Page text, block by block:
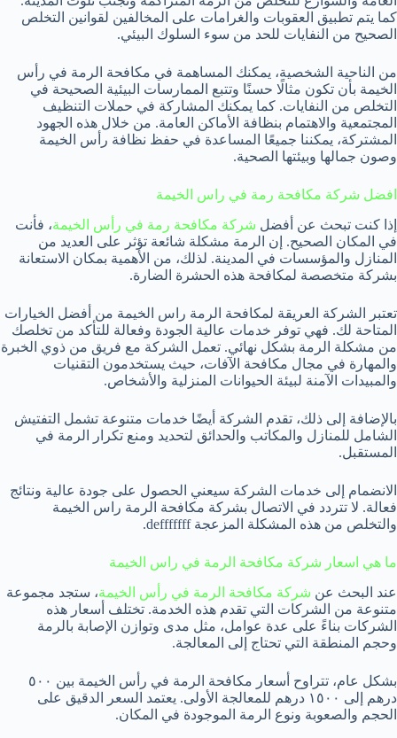
كما يتم تطبيق العقوبات والغرامات على المخالفين لقوانين التخلص
الصحيح من النفايات للحد من سوء السلوك البيئي.
من الناحية الشخصية، يمكنك المساهمة في مكافحة الرمة في رأس
الخيمة بأن تكون مثالًا حسنًا وتتبع الممارسات البيئية الصحيحة في
التخلص من النفايات. كما يمكنك المشاركة في حملات التنظيف
المجتمعية والاهتمام بنظافة الأماكن العامة. من خلال هذه الجهود
المشتركة، يمكننا جميعًا المساعدة في حفظ نظافة رأس الخيمة
وصون جمالها وبيئتها الصحية.
افضل شركة مكافحة رمة في راس الخيمة
إذا كنت تبحث عن أفضل شركة مكافحة رمة في رأس الخيمة، فأنت
في المكان الصحيح. إن الرمة مشكلة شائعة تؤثر على العديد من
المنازل والمؤسسات في المدينة. لذلك، من الأهمية بمكان الاستعانة
بشركة متخصصة لمكافحة هذه الحشرة الضارة.
تعتبر الشركة العريقة لمكافحة الرمة راس الخيمة من أفضل الخيارات
المتاحة لك. فهي توفر خدمات عالية الجودة وفعالة للتأكد من تخلصك
من مشكلة الرمة بشكل نهائي. تعمل الشركة مع فريق من ذوي الخبرة
والمهارة في مجال مكافحة الآفات، حيث يستخدمون التقنيات
والمبيدات الآمنة لبيئة الحيوانات المنزلية والأشخاص.
بالإضافة إلى ذلك، تقدم الشركة أيضًا خدمات متنوعة تشمل التفتيش
الشامل للمنازل والمكاتب والحدائق لتحديد ومنع تكرار الرمة في
المستقبل.
الانضمام إلى خدمات الشركة سيعني الحصول على جودة عالية ونتائج
فعالة. لا تتردد في الاتصال بشركة مكافحة الرمة راس الخيمة
والتخلص من هذه المشكلة المزعجة defffffff.
ما هي اسعار شركة مكافحة الرمة في راس الخيمة
عند البحث عن شركة مكافحة الرمة في رأس الخيمة، ستجد مجموعة
متنوعة من الشركات التي تقدم هذه الخدمة. تختلف أسعار هذه
الشركات بناءً على عدة عوامل، مثل مدى وتوازن الإصابة بالرمة
وحجم المنطقة التي تحتاج إلى المعالجة.
بشكل عام، تتراوح أسعار مكافحة الرمة في رأس الخيمة بين ٥٠٠
درهم إلى ١٥٠٠ درهم للمعالجة الأولى. يعتمد السعر الدقيق على
الحجم والصعوبة ونوع الرمة الموجودة في المكان.